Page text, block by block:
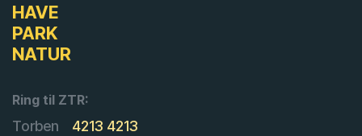
HAVE
PARK
NATUR
Ring til ZTR:
Torben
4213 4213